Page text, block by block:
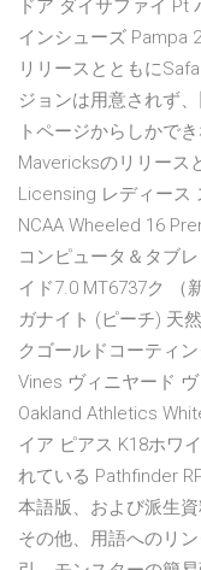
ドア ダイサファイ Pt
インシューズ Pampa
リリースとともに
ジョンは用意されず
トページからしかで
Mavericksのリリース
Licensing レディース
NCAA Wheeled 16
コンピュータ＆タブ
イド7.0 MT6737ク （
ガナイト (ピーチ) 天
クゴールドコーティ
Vines ヴィニヤード
Oakland Athletics
イア ピアス K18ホワ
れている Pathfinder
本語版、および派生
その他、用語へのリ